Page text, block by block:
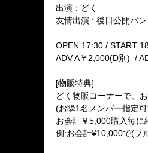
出演：どく
友情出演 : 後日公開バン
OPEN 17:30 / START
ADV A￥2,000(D別) /
[物販特典]
どく物販コーナーで、
(お隣1名メンバー指定
お会計￥5,000購入毎に
例:お会計¥10,000で(フ